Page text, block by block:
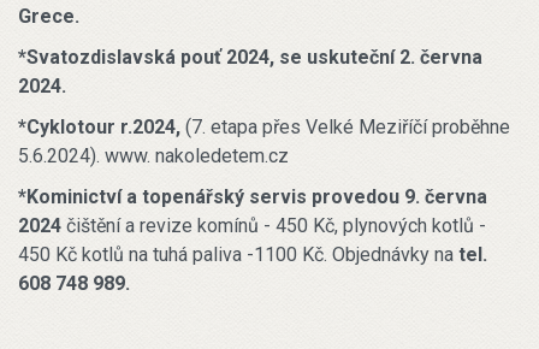
Grece.
*Svatozdislavská pouť 2024, se uskuteční 2. června
2024.
*Cyklotour r.2024, (7. etapa přes Velké Meziříčí proběhne
5.6.2024). www. nakoledetem.cz
*Kominictví a topenářský servis provedou 9. června
2024 čištění a revize komínů - 450 Kč, plynových kotlů -
450 Kč kotlů na tuhá paliva -1100 Kč. Objednávky na tel.
608 748 989.